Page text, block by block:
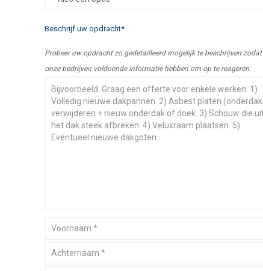
Beschrijf uw opdracht*
Probeer uw opdracht zo gedetailleerd mogelijk te beschrijven zodat
onze bedrijven voldoende informatie hebben om op te reageren.